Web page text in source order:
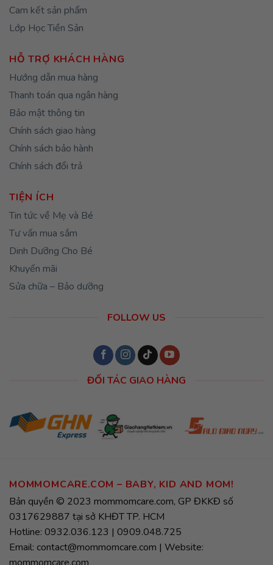
Cam kết sản phẩm
Lớp Học Tiền Sản
HỖ TRỢ KHÁCH HÀNG
Hướng dẫn mua hàng
Thanh toán qua ngân hàng
Bảo mật thông tin
Chính sách giao hàng
Chính sách bảo hành
Chính sách đổi trả
TIỆN ÍCH
Tin tức về Mẹ và Bé
Tư vấn mua sắm
Dinh Dưỡng Cho Bé
Khuyến mãi
Sửa chữa – Bảo dưỡng
FOLLOW US
ĐỐI TÁC GIAO HÀNG
MOMMOMCARE.COM – BABY, KID AND MOM!
Bản quyền © 2023 mommomcare.com, GP ĐKKĐ số
0317629887 tại sở KHĐT TP. HCM
Hotline: 0932.036.123 | 0909.048.725
Email: contact@mommomcare.com | Website:
mommomcare.com